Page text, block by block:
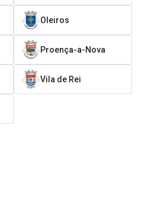
Oleiros
Proença-a-Nova
Vila de Rei